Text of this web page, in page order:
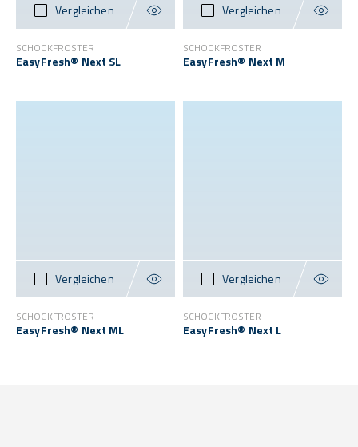
Vergleichen
SCHOCKFROSTER
EasyFresh® Next SL
Vergleichen
SCHOCKFROSTER
EasyFresh® Next M
Vergleichen
SCHOCKFROSTER
EasyFresh® Next ML
Vergleichen
SCHOCKFROSTER
EasyFresh® Next L